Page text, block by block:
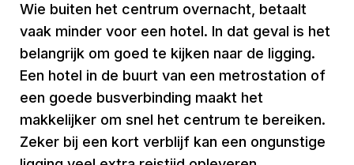
Wie buiten het centrum overnacht, betaalt
vaak minder voor een hotel. In dat geval is het
belangrijk om goed te kijken naar de ligging.
Een hotel in de buurt van een metrostation of
een goede busverbinding maakt het
makkelijker om snel het centrum te bereiken.
Zeker bij een kort verblijf kan een ongunstige